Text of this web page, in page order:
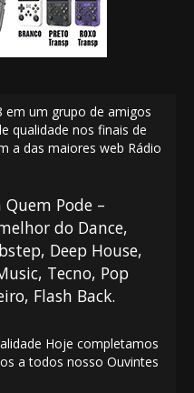
em um grupo de amigos
qualidade nos finais de
a das maiores web Rádio
Quem Pode –
do Dance,
Deep House,
Tecno, Pop
Flash Back.
Hoje completamos
a todos nosso Ouvintes